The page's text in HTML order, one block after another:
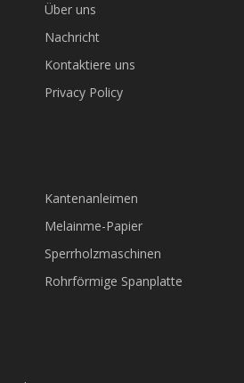
Über uns
Nachricht
Kontaktiere uns
Privacy Policy
Kantenanleimen
Melainme-Papier
Sperrholzmaschinen
Rohrförmige Spanplatte